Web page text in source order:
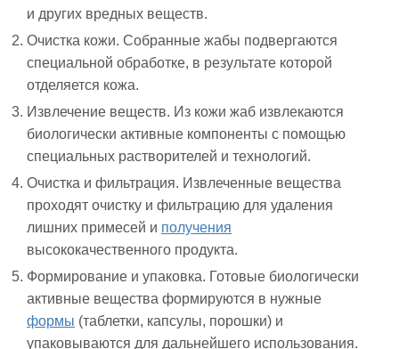
и других вредных веществ.
Очистка кожи. Собранные жабы подвергаются
специальной обработке, в результате которой
отделяется кожа.
Извлечение веществ. Из кожи жаб извлекаются
биологически активные компоненты с помощью
специальных растворителей и технологий.
Очистка и фильтрация. Извлеченные вещества
проходят очистку и фильтрацию для удаления
лишних примесей и получения
высококачественного продукта.
Формирование и упаковка. Готовые биологически
активные вещества формируются в нужные
формы (таблетки, капсулы, порошки) и
упаковываются для дальнейшего использования.